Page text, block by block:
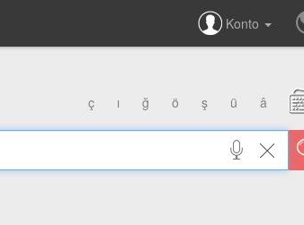
Konto
ç ı ğ ö ş ü â